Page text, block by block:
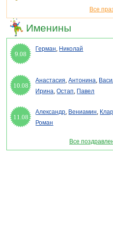
Все
Именины
9.08
Герман, Николай
10.08
Анастасия,Антонина,
Ирина,Остап, Павел
11.08
Александр, Вениамин,
Роман
Все